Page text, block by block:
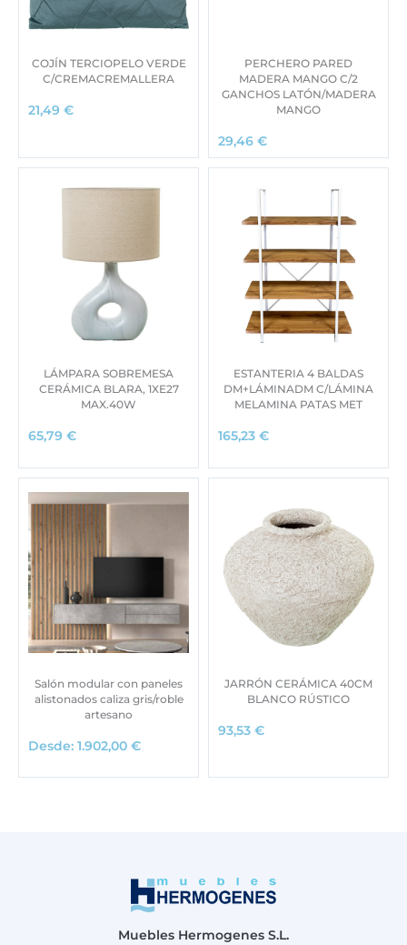
COJÍN TERCIOPELO VERDE
C/CREMACREMALLERA
21,49 €
PERCHERO PARED
MADERA MANGO C/2
GANCHOS LATÓN/MADERA
MANGO
29,46 €
LÁMPARA SOBREMESA
CERÁMICA BLARA, 1XE27
MAX.40W
65,79 €
ESTANTERIA 4 BALDAS
DM+LÁMINADM C/LÁMINA
MELAMINA PATAS MET
165,23 €
Salón modular con paneles
alistonados caliza gris/roble
artesano
Desde: 1.902,00 €
JARRÓN CERÁMICA 40CM
BLANCO RÚSTICO
93,53 €
Muebles Hermogenes S.L.